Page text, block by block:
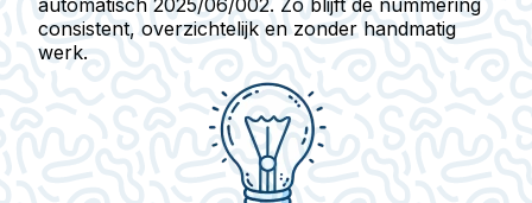
consistent, overzichtelijk en zonder handmatig
werk.